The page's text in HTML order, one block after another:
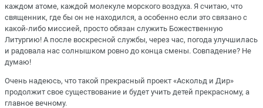
каждом атоме, каждой молекуле морского воздуха. Я считаю, что
священник, где бы он не находился, а особенно если это связано с
какой-либо миссией, просто обязан служить Божественную
Литургию! А после воскресной службы, через час, погода улучшилась
и радовала нас солнышком ровно до конца смены. Совпадение? Не
думаю!
Очень надеюсь, что такой прекрасный проект «Аскольд и Дир»
продолжит свое существование и будет учить детей прекрасному, а
главное вечному.